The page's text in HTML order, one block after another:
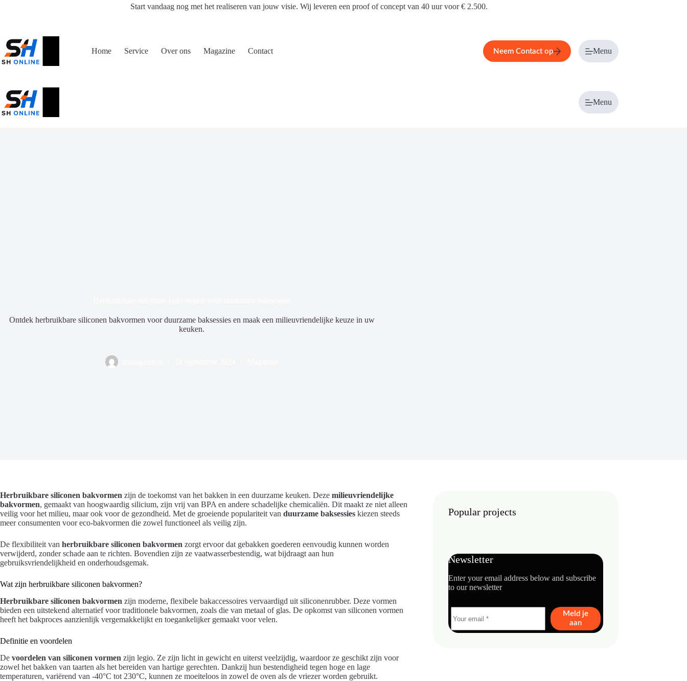
Start vandaag nog met het realiseren van jouw visie. Wij leveren een proof of concept van 40 uur voor € 2.500.
Home Service Over ons Magazine Contact Neem Contact op Menu
Menu
Ontdek herbruikbare siliconen bakvormen voor duurzame baksessies en maak een milieuvriendelijke keuze in uw
keuken.
Herbruikbare siliconen bakvormen zijn de toekomst van het bakken in een duurzame keuken. Deze milieuvriendelijke
bakvormen, gemaakt van hoogwaardig silicium, zijn vrij van BPA en andere schadelijke chemicaliën. Dit maakt ze niet alleen
veilig voor het milieu, maar ook voor de gezondheid. Met de groeiende populariteit van duurzame baksessies kiezen steeds
meer consumenten voor eco-bakvormen die zowel functioneel als veilig zijn.
De flexibiliteit van herbruikbare siliconen bakvormen zorgt ervoor dat gebakken goederen eenvoudig kunnen worden
verwijderd, zonder schade aan te richten. Bovendien zijn ze vaatwasserbestendig, wat bijdraagt aan hun
gebruiksvriendelijkheid en onderhoudsgemak.
Wat zijn herbruikbare siliconen bakvormen?
Herbruikbare siliconen bakvormen zijn moderne, flexibele bakaccessoires vervaardigd uit siliconenrubber. Deze vormen
bieden een uitstekend alternatief voor traditionele bakvormen, zoals die van metaal of glas. De opkomst van siliconen vormen
heeft het bakproces aanzienlijk vergemakkelijkt en toegankelijker gemaakt voor velen.
Definitie en voordelen
De voordelen van siliconen vormen zijn legio. Ze zijn licht in gewicht en uiterst veelzijdig, waardoor ze geschikt zijn voor
zowel het bakken van taarten als het bereiden van hartige gerechten. Dankzij hun bestendigheid tegen hoge en lage
temperaturen, variërend van -40°C tot 230°C, kunnen ze moeiteloos in zowel de oven als de vriezer worden gebruikt.
Popular projects
Newsletter
Enter your email address below and subscribe
to our newsletter
Meld je
aan